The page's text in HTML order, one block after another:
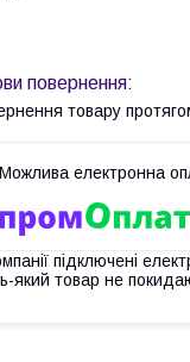
товару
підключені
який товар не